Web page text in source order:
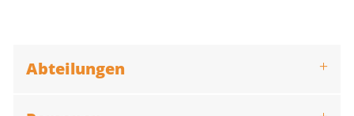
Abteilungen